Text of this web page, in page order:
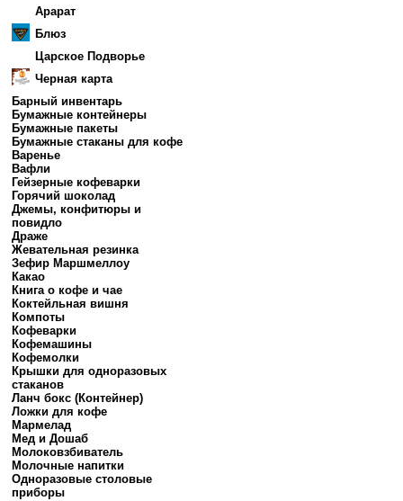
Арарат
Блюз
Царское Подворье
Черная карта
Барный инвентарь
Бумажные контейнеры
Бумажные пакеты
Бумажные стаканы для кофе
Варенье
Вафли
Гейзерные кофеварки
Горячий шоколад
Джемы, конфитюры и
повидло
Драже
Жевательная резинка
Зефир Маршмеллоу
Какао
Книга о кофе и чае
Коктейльная вишня
Компоты
Кофеварки
Кофемашины
Кофемолки
Крышки для одноразовых
стаканов
Ланч бокс (Контейнер)
Ложки для кофе
Мармелад
Мед и Дошаб
Молоковзбиватель
Молочные напитки
Одноразовые столовые
приборы